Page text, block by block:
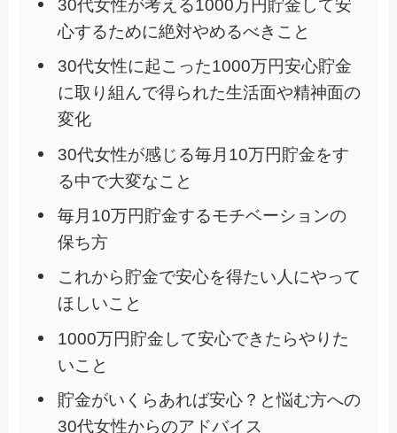
30代女性が考える1000万円貯金して安
心するために絶対やめるべきこと
30代女性に起こった1000万円安心貯金
に取り組んで得られた生活面や精神面の
変化
30代女性が感じる毎月10万円貯金をす
る中で大変なこと
毎月10万円貯金するモチベーションの
保ち方
これから貯金で安心を得たい人にやって
ほしいこと
1000万円貯金して安心できたらやりた
いこと
貯金がいくらあれば安心？と悩む方への
30代女性からのアドバイス